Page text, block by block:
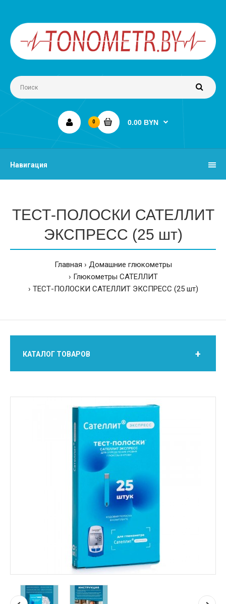
0 0.00 BYN
Навигация
ТЕСТ-ПОЛОСКИ САТЕЛЛИТ
ЭКСПРЕСС (25 шт)
Главная
Домашние глюкометры
Глюкометры CАТЕЛЛИТ
ТЕСТ-ПОЛОСКИ САТЕЛЛИТ ЭКСПРЕСС (25 шт)
КАТАЛОГ ТОВАРОВ